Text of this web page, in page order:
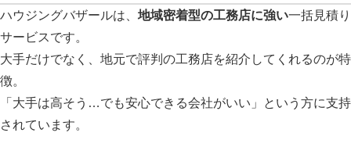
ハウジングバザールは、 地域密着型の工務店に強い一括見積り
サービスです。
大手だけでなく、地元で評判の工務店を紹介してくれるのが特
徴。
「大手は高そう…でも安心できる会社がいい」という方に支持
されています。